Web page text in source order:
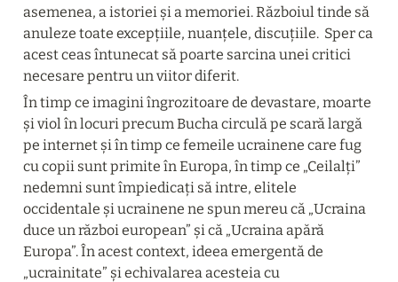
asemenea, a istoriei și a memoriei. Războiul tinde să
anuleze toate excepțiile, nuanțele, discuțiile.  Sper ca
acest ceas întunecat să poarte sarcina unei critici
necesare pentru un viitor diferit.
În timp ce imagini îngrozitoare de devastare, moarte
și viol în locuri precum Bucha circulă pe scară largă
pe internet și în timp ce femeile ucrainene care fug
cu copii sunt primite în Europa, în timp ce „Ceilalți”
nedemni sunt împiedicați să intre, elitele
occidentale și ucrainene ne spun mereu că „Ucraina
duce un război european” și că „Ucraina apără
Europa”. În acest context, ideea emergentă de
„ucrainitate” și echivalarea acesteia cu